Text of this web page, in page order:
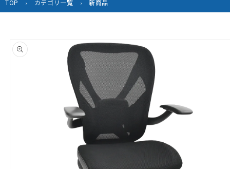
TOP
› カテゴリ一覧 › 新商品
報にス
キップ